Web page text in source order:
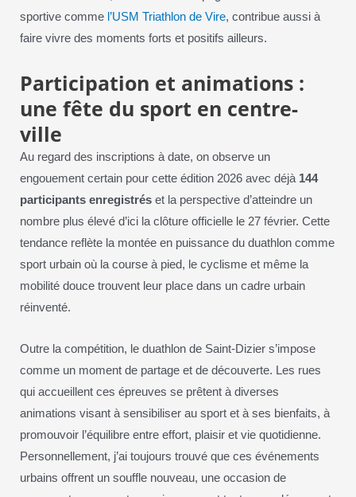
sportive comme l’USM Triathlon de Vire, contribue aussi à
faire vivre des moments forts et positifs ailleurs.
Participation et animations :
une fête du sport en centre-
ville
Au regard des inscriptions à date, on observe un
engouement certain pour cette édition 2026 avec déjà 144
participants enregistréset la perspective d’atteindre un
nombre plus élevé d’ici la clôture officielle le 27 février. Cette
tendance reflète la montée en puissance du duathlon comme
sport urbain où la course à pied, le cyclisme et même la
mobilité douce trouvent leur place dans un cadre urbain
réinventé.
Outre la compétition, le duathlon de Saint-Dizier s’impose
comme un moment de partage et de découverte. Les rues
qui accueillent ces épreuves se prêtent à diverses
animations visant à sensibiliser au sport et à ses bienfaits, à
promouvoir l’équilibre entre effort, plaisir et vie quotidienne.
Personnellement, j’ai toujours trouvé que ces événements
urbains offrent un souffle nouveau, une occasion de